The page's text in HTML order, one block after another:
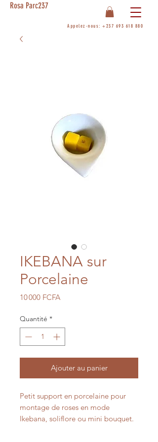
Rosa Parc237
Appelez-nous: +237 693 618 880
IKEBANA sur
Porcelaine
10 000 FCFAPrix
Quantité *
Ajouter au panier
Petit support en porcelaine pour
montage de roses en mode
Ikebana, soliflore ou mini bouquet.